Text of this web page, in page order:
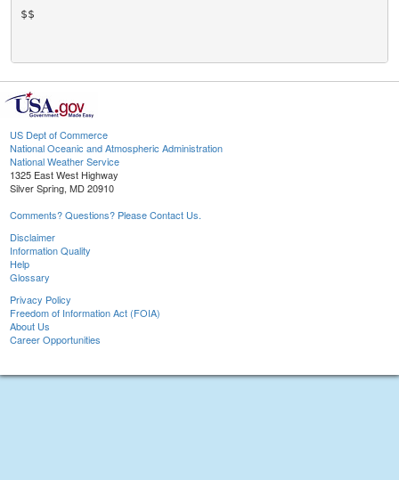
$$
US Dept of Commerce
National Oceanic and Atmospheric Administration
National Weather Service
1325 East West Highway
Silver Spring, MD 20910
Comments? Questions? Please Contact Us.
Disclaimer
Information Quality
Help
Glossary
Privacy Policy
Freedom of Information Act (FOIA)
About Us
Career Opportunities